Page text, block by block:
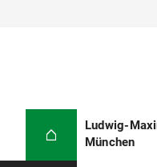
Ludwig-
München